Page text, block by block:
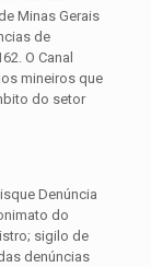
Minas Gerais
de
O Canal
mineiros que
do setor
Denúncia
do
sigilo de
denúncias